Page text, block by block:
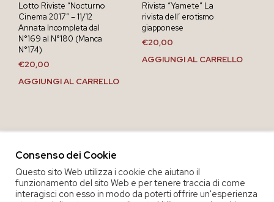
Lotto Riviste “Nocturno
Cinema 2017” – 11/12
Annata Incompleta dal
N°169 al N°180 (Manca
N°174)
€20,00
AGGIUNGI AL CARRELLO
Rivista “Yamete” La
rivista dell’ erotismo
giapponese
€20,00
AGGIUNGI AL CARRELLO
Consenso dei Cookie
Questo sito Web utilizza i cookie che aiutano il
funzionamento del sito Web e per tenere traccia di come
interagisci con esso in modo da poterti offrire un'esperienza